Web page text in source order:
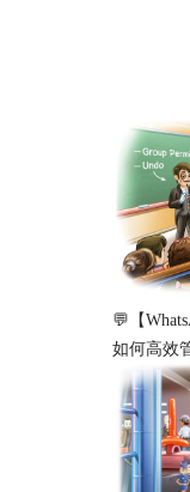
💬【
如何高效
學）